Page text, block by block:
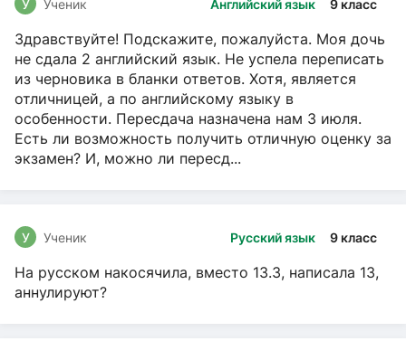
Английский язык 9 класс
У Ученик
Здравствуйте! Подскажите, пожалуйста. Моя дочь
не сдала 2 английский язык. Не успела переписать
из черновика в бланки ответов. Хотя, является
отличницей, а по английскому языку в
особенности. Пересдача назначена нам 3 июля.
Есть ли возможность получить отличную оценку за
экзамен? И, можно ли пересд...
Русский язык 9 класс
У Ученик
На русском накосячила, вместо 13.3, написала 13,
аннулируют?